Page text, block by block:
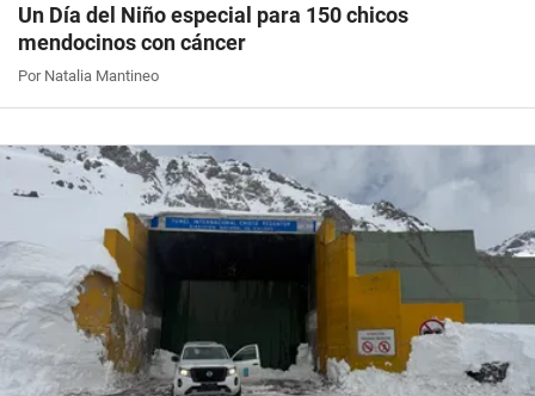
Un Día del Niño especial para 150 chicos
mendocinos con cáncer
Por Natalia Mantineo